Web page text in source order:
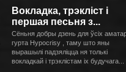
Вокладка, трэкліст і
першая песьня з...
Сёньня добры дзень для ўсіх
гурта Hypocrisy , таму што яны
вырашылі падзяліцца ня толькі
вокладкай і трэклістам іх будучага...